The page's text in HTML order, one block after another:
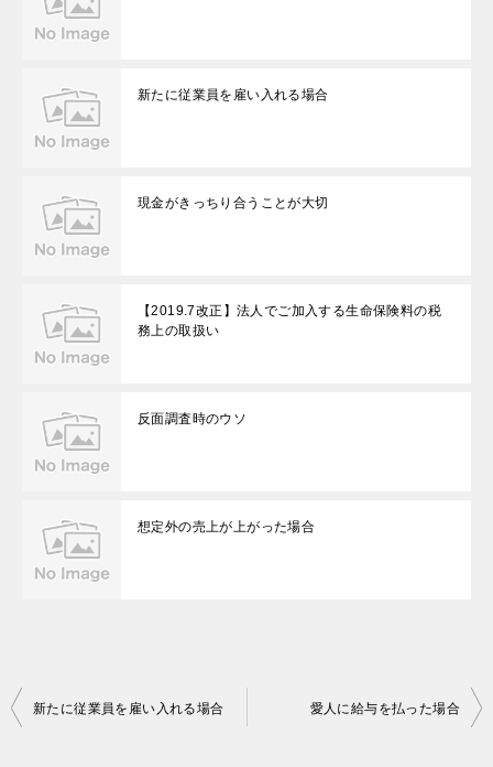
新たに従業員を雇い入れる場合
現金がきっちり合うことが大切
【2019.7改正】法人でご加入する生命保険料の税
務上の取扱い
反面調査時のウソ
想定外の売上が上がった場合
投
新たに従業員を雇い入れる場合 愛人に給与を払った場合